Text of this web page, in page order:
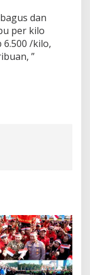
dan
per kilo
/kilo,
”